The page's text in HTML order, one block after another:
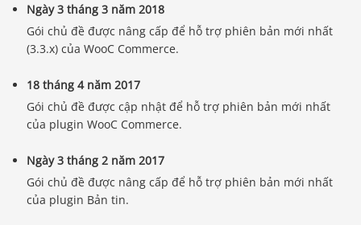
Ngày 3 tháng 3 năm 2018
Gói chủ đề được nâng cấp để hỗ trợ phiên bản mới nhất
(3.3.x) của WooC Commerce.
18 tháng 4 năm 2017
Gói chủ đề được cập nhật để hỗ trợ phiên bản mới nhất
của plugin WooC Commerce.
Ngày 3 tháng 2 năm 2017
Gói chủ đề được nâng cấp để hỗ trợ phiên bản mới nhất
của plugin Bản tin.